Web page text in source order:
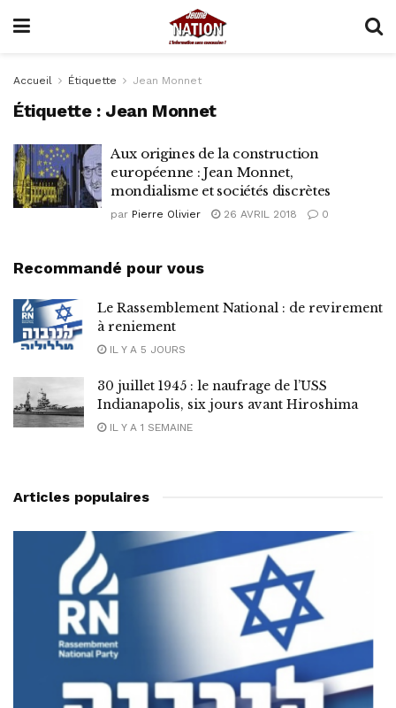
Accueil Étiquette Jean Monnet
Étiquette : Jean Monnet
Aux origines de la construction
européenne : Jean Monnet,
mondialisme et sociétés discrètes
par Pierre Olivier 26 AVRIL 2018 0
Recommandé pour vous
Le Rassemblement National : de revirement
à reniement
IL Y A 5 JOURS
30 juillet 1945 : le naufrage de l’USS
Indianapolis, six jours avant Hiroshima
IL Y A 1 SEMAINE
Articles populaires